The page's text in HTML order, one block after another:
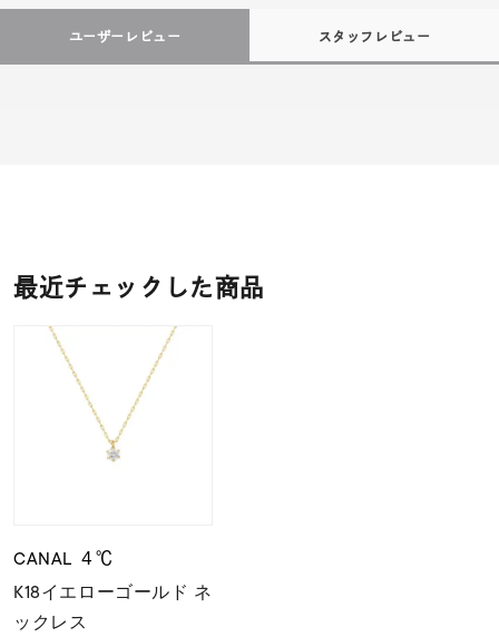
ユーザーレビュー スタッフレビュー
最近チェックした商品
CANAL ４℃
K18イエローゴールド ネ
ックレス